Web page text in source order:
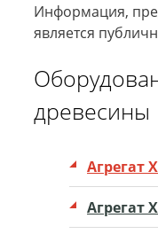
Информация,
является
древесины
Агрегат
Агрегат